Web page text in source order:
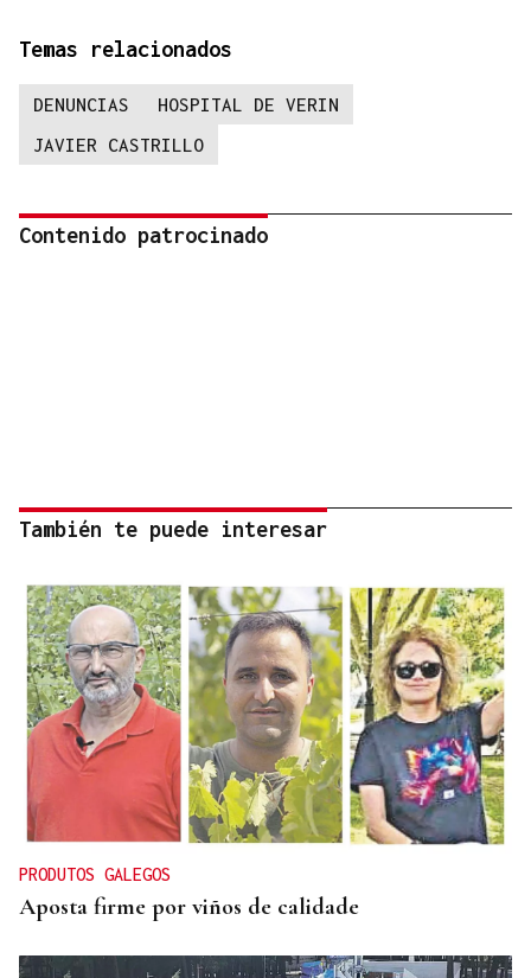
Temas relacionados
DENUNCIAS
HOSPITAL DE VERIN
JAVIER CASTRILLO
Contenido patrocinado
También te puede interesar
PRODUTOS GALEGOS
Aposta firme por viños de calidade